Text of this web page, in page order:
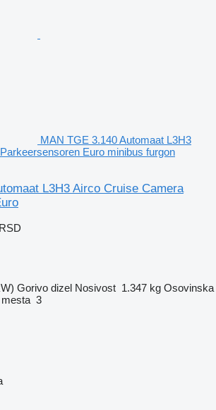
MAN TGE 3.140 Automaat L3H3
Euro minibus furgon
L3H3 Airco Cruise Camera
Gorivo dizel Nosivost 1.347 kg Osovinska
3